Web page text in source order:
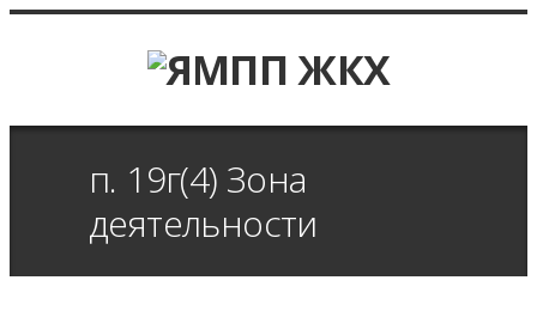
п. 19г(4) Зона
деятельности